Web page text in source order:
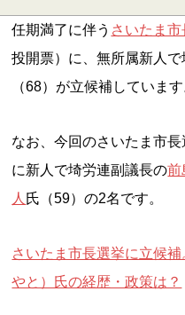
任期満了に伴う さいたま市
投開票）に、無所属新人
（68）が立候補しています
なお、今回のさいたま市
に新人で埼労連副議長の前
人 氏（59）の2名です。
さいたま市長選挙に立候
やと）氏の経歴・政策は？